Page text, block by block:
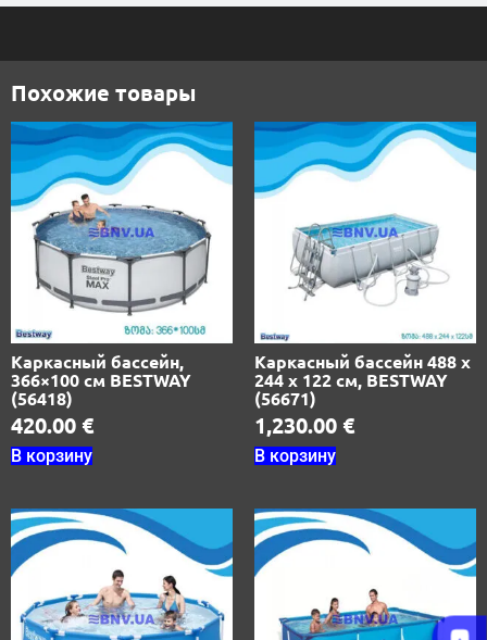
Похожие товары
Каркасный бассейн,
366×100 см BESTWAY
(56418)
420.00 €
В корзину
Каркасный бассейн 488 х
244 х 122 см, BESTWAY
(56671)
1,230.00 €
В корзину